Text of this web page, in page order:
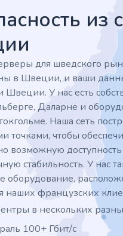
из
для шведского
в Швеции, и ваши
Швеции. У нас есть
Даларне и
Наша сеть
точками, чтобы
возможную
стабильность. У нас
оборудование,
наших французских
в нескольких
100+ Гбит/с